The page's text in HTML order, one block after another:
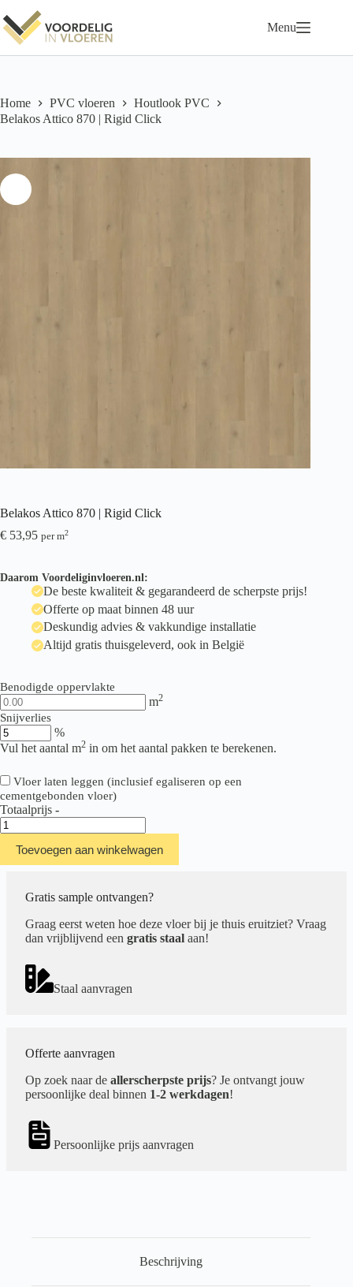
naar
de
inhoud
Menu
Home PVC vloeren
Houtlook PVC
Belakos Attico 870 | Rigid Click
Belakos Attico 870 | Rigid Click
€ 53,95 per m2
Daarom Voordeliginvloeren.nl:
De beste kwaliteit & gegarandeerd de scherpste prijs!
Offerte op maat binnen 48 uur
Deskundig advies & vakkundige installatie
Altijd gratis thuisgeleverd, ook in België
Benodigde oppervlakte
m2
Snijverlies
%
Vul het aantal m2 in om het aantal pakken te berekenen.
Vloer laten leggen (inclusief egaliseren op een
cementgebonden vloer)
Totaalprijs -
Belakos
Attico
870
|
aantal
Toevoegen aan winkelwagen
Gratis sample ontvangen?
Graag eerst weten hoe deze vloer bij je thuis eruitziet? Vraag
dan vrijblijvend een gratis staal aan!
Staal aanvragen
Offerte aanvragen
Op zoek naar de allerscherpste prijs? Je ontvangt jouw
persoonlijke deal binnen 1-2 werkdagen!
Persoonlijke prijs aanvragen
Beschrijving